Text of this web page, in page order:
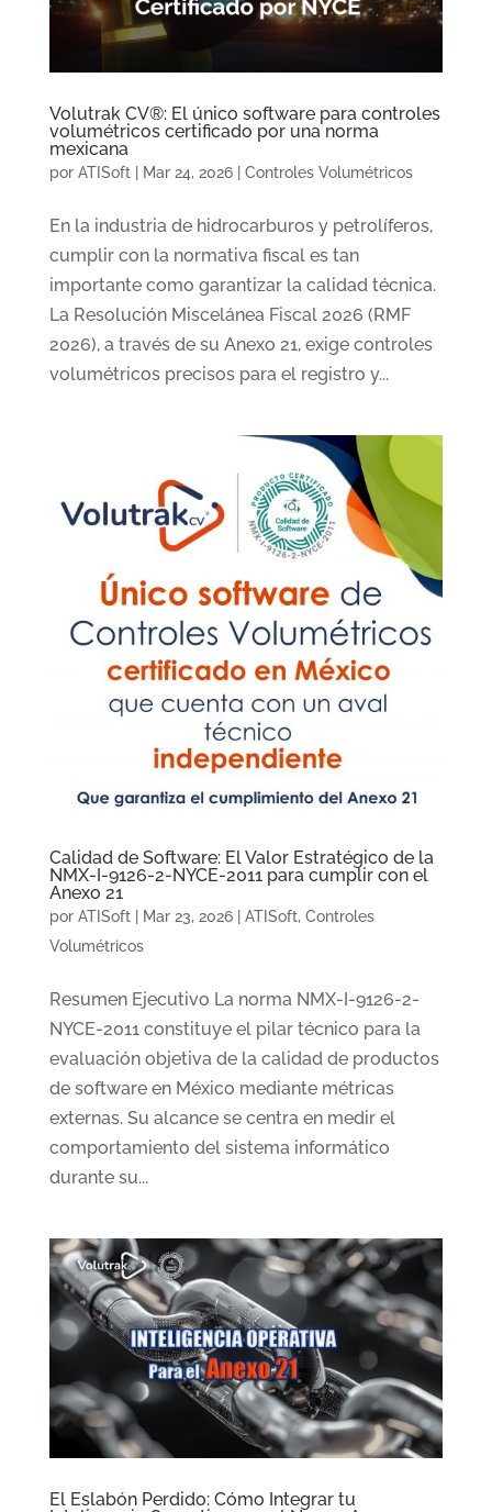
Volutrak CV®: El único software para controles
volumétricos certificado por una norma
mexicana
por ATISoft| Mar 24, 2026| Controles Volumétricos
En la industria de hidrocarburos y petrolíferos,
cumplir con la normativa fiscal es tan
importante como garantizar la calidad técnica.
La Resolución Miscelánea Fiscal 2026 (RMF
2026), a través de su Anexo 21, exige controles
volumétricos precisos para el registro y...
Calidad de Software: El Valor Estratégico de la
NMX-I-9126-2-NYCE-2011 para cumplir con el
Anexo 21
por ATISoft| Mar 23, 2026| ATISoft, Controles
Volumétricos
Resumen Ejecutivo La norma NMX-I-9126-2-
NYCE-2011 constituye el pilar técnico para la
evaluación objetiva de la calidad de productos
de software en México mediante métricas
externas. Su alcance se centra en medir el
comportamiento del sistema informático
durante su...
El Eslabón Perdido: Cómo Integrar tu